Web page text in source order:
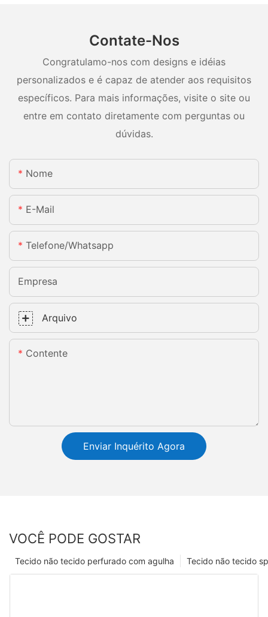
Contate-Nos
Congratulamo-nos com designs e idéias
personalizados e é capaz de atender aos requisitos
específicos. Para mais informações, visite o site ou
entre em contato diretamente com perguntas ou
dúvidas.
Nome
E-Mail
Telefone/whatsapp
Empresa
Arquivo
Contente
Enviar Inquérito Agora
VOCÊ PODE GOSTAR
Tecido não tecido
Tecido não tecido perfurado com agulha